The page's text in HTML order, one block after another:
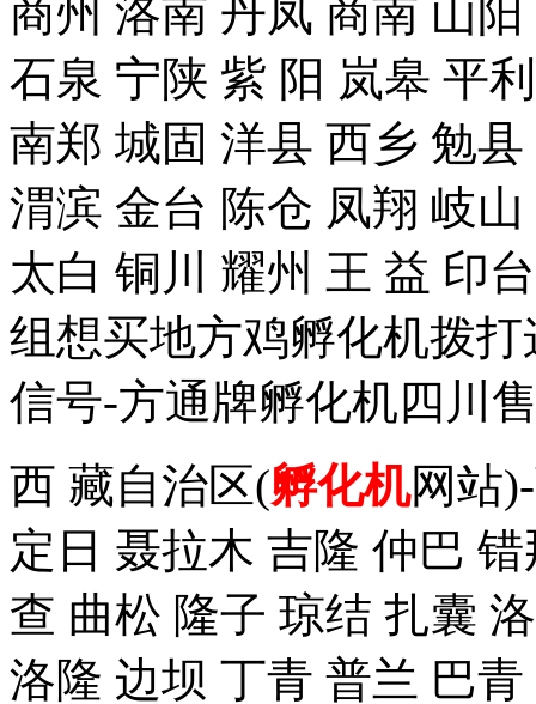
商州 洛南 丹凤 商南 山
石泉 宁陕 紫 阳 岚皋 平
南郑 城固 洋县 西乡 勉
渭滨 金台 陈仓 凤翔 岐
太白 铜川 耀州 王 益 印
组想买地方鸡孵化机拨打
信号-方通牌孵化机四川
西 藏自治区(孵化机网站
定日 聂拉木 吉隆 仲巴
查 曲松 隆子 琼结 扎囊
洛隆 边坝 丁青 普兰 巴